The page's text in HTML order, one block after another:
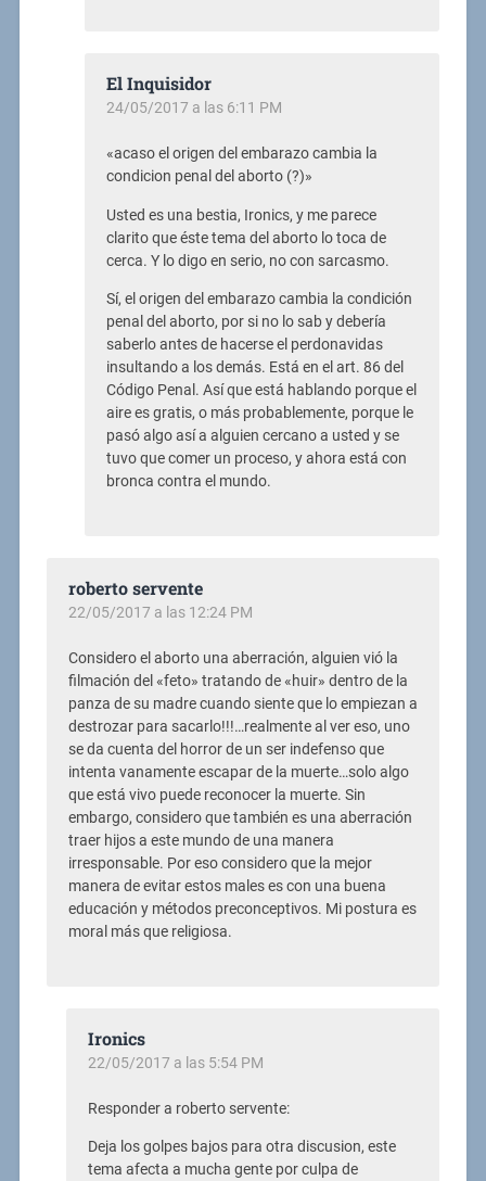
El Inquisidor
24/05/2017 a las 6:11 PM
«acaso el origen del embarazo cambia la
condicion penal del aborto (?)»
Usted es una bestia, Ironics, y me parece
clarito que éste tema del aborto lo toca de
cerca. Y lo digo en serio, no con sarcasmo.
Sí, el origen del embarazo cambia la condición
penal del aborto, por si no lo sab y debería
saberlo antes de hacerse el perdonavidas
insultando a los demás. Está en el art. 86 del
Código Penal. Así que está hablando porque el
aire es gratis, o más probablemente, porque le
pasó algo así a alguien cercano a usted y se
tuvo que comer un proceso, y ahora está con
bronca contra el mundo.
roberto servente
22/05/2017 a las 12:24 PM
Considero el aborto una aberración, alguien vió la
filmación del «feto» tratando de «huir» dentro de la
panza de su madre cuando siente que lo empiezan a
destrozar para sacarlo!!!…realmente al ver eso, uno
se da cuenta del horror de un ser indefenso que
intenta vanamente escapar de la muerte…solo algo
que está vivo puede reconocer la muerte. Sin
embargo, considero que también es una aberración
traer hijos a este mundo de una manera
irresponsable. Por eso considero que la mejor
manera de evitar estos males es con una buena
educación y métodos preconceptivos. Mi postura es
moral más que religiosa.
Ironics
22/05/2017 a las 5:54 PM
Responder a roberto servente:
Deja los golpes bajos para otra discusion, este
tema afecta a mucha gente por culpa de